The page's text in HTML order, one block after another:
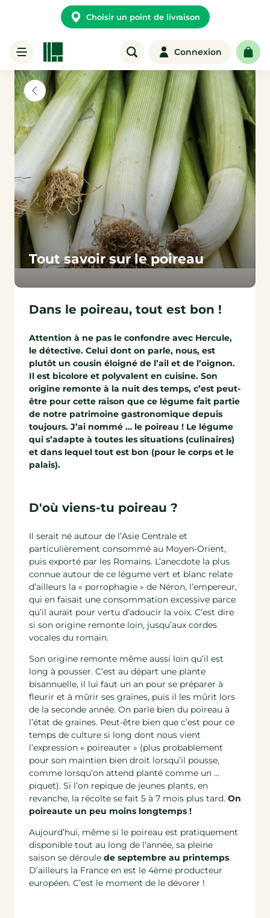
Choisir un point de livraison
Connexion
Tout savoir sur le poireau
Dans le poireau, tout est bon !
Attention à ne pas le confondre avec Hercule,
le détective. Celui dont on parle, nous, est
plutôt un cousin éloigné de l’ail et de l’oignon.
Il est bicolore et polyvalent en cuisine. Son
origine remonte à la nuit des temps, c’est peut-
être pour cette raison que ce légume fait partie
de notre patrimoine gastronomique depuis
toujours. J’ai nommé … le poireau ! Le légume
qui s’adapte à toutes les situations (culinaires)
et dans lequel tout est bon (pour le corps et le
palais).
D'où viens-tu poireau ?
Il serait né autour de l’Asie Centrale et
particulièrement consommé au Moyen-Orient,
puis exporté par les Romains. L’anecdote la plus
connue autour de ce légume vert et blanc relate
d’ailleurs la « porrophagie » de Néron, l’empereur,
qui en faisait une consommation excessive parce
qu’il aurait pour vertu d’adoucir la voix. C’est dire
si son origine remonte loin, jusqu’aux cordes
vocales du romain.
Son origine remonte même aussi loin qu’il est
long à pousser. C’est au départ une plante
bisannuelle, il lui faut un an pour se préparer à
fleurir et à mûrir ses graines, puis il les mûrit lors
de la seconde année. On parle bien du poireau à
l’état de graines. Peut-être bien que c’est pour ce
temps de culture si long dont nous vient
l’expression « poireauter » (plus probablement
pour son maintien bien droit lorsqu’il pousse,
comme lorsqu’on attend planté comme un …
piquet). Si l’on repique de jeunes plants, en
revanche, la récolte se fait 5 à 7 mois plus tard. On
poireaute un peu moins longtemps !
Aujourd’hui, même si le poireau est pratiquement
disponible tout au long de l’année, sa pleine
saison se déroule de septembre au printemps.
D’ailleurs la France en est le 4ème producteur
européen. C’est le moment de le dévorer !